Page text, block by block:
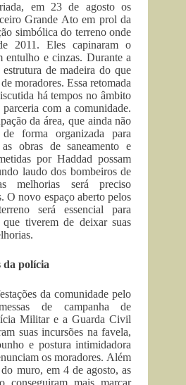
em 23 de agosto os
Grande Ato em prol da
simbólica do terreno onde
2011. Eles capinaram o
entulho e cinzas. Durante a
de madeira do que
moradores. Essa retomada
há tempos no âmbito
com a comunidade.
da área, que ainda não
forma organizada para
obras de saneamento e
por Haddad possam
laudo dos bombeiros de
melhorias será preciso
O novo espaço aberto pelos
será essencial para
tiverem de deixar suas
da polícia
da comunidade pelo
de campanha de
Militar e a Guarda Civil
suas incursões na favela,
e postura intimidadora
os moradores. Além
muro, em 4 de agosto, as
conseguiram mais marcar